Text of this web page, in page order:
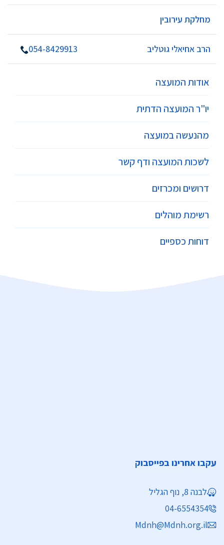
מחלקת עירובין
הרב אחיאלי גוטליב 054-8429913
אודות המועצה
יו"ר המועצה הדתית
מהנעשה במועצה
לשכות המועצה ודף קשר
דרושים ומכרזים
רשימת מוהלים
דוחות כספיים
עקבו אחרינו בפייסבוק
לבנה 8, נוף הגליל
04-6554354
Mdnh@Mdnh.org.il